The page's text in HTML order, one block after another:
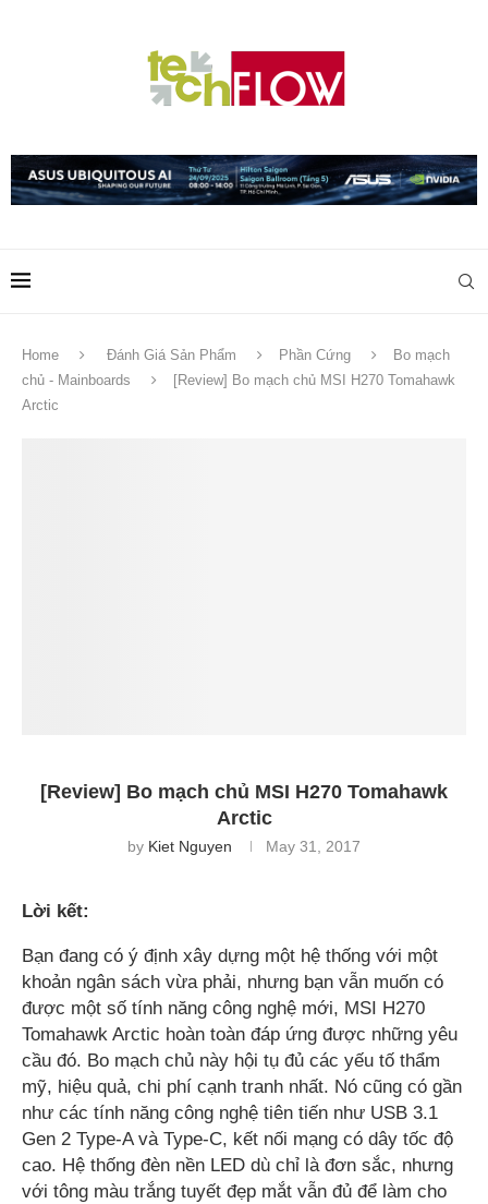
Home Đánh Giá Sản Phẩm Phần Cứng
Bo mạch
chủ - Mainboards
[Review] Bo mạch chủ MSI H270 Tomahawk
Arctic
[Review] Bo mạch chủ MSI H270 Tomahawk
Arctic
by Kiet Nguyen May 31, 2017
Lời kết:
Bạn đang có ý định xây dựng một hệ thống với một
khoản ngân sách vừa phải, nhưng bạn vẫn muốn có
được một số tính năng công nghệ mới, MSI H270
Tomahawk Arctic hoàn toàn đáp ứng được những yêu
cầu đó. Bo mạch chủ này hội tụ đủ các yếu tố thẩm
mỹ, hiệu quả, chi phí cạnh tranh nhất. Nó cũng có gần
như các tính năng công nghệ tiên tiến như USB 3.1
Gen 2 Type-A và Type-C, kết nối mạng có dây tốc độ
cao. Hệ thống đèn nền LED dù chỉ là đơn sắc, nhưng
với tông màu trắng tuyết đẹp mắt vẫn đủ để làm cho